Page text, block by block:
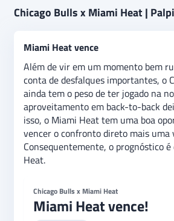
Chicago Bulls x Miami Heat |
Miami Heat vence
Além de vir em um momento bem
conta de desfalques importantes, o
ainda tem o peso de ter jogado na
aproveitamento em back-to-back
isso, o Miami Heat tem uma boa
vencer o confronto direto mais uma
Consequentemente, o prognóstico
Heat.
Chicago Bulls x Miami Heat
Miami Heat vence!